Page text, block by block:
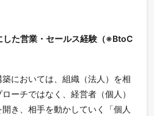
た営業・セールス経験（※BtoC
においては、組織（法人）を相
ーチではなく、経営者（個人）
き、相手を動かしていく「個人